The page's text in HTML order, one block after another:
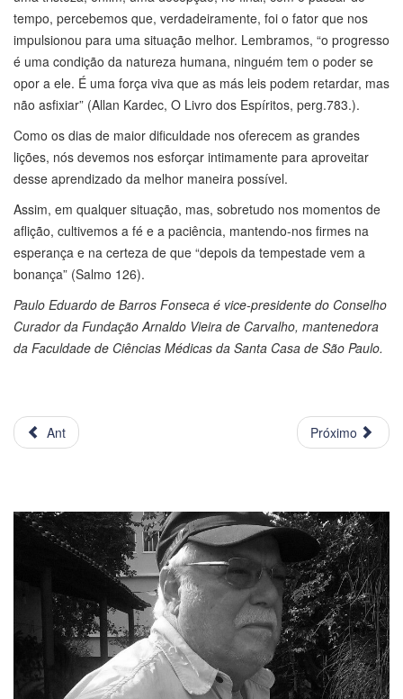
tempo, percebemos que, verdadeiramente, foi o fator que nos
impulsionou para uma situação melhor. Lembramos, “o progresso
é uma condição da natureza humana, ninguém tem o poder se
opor a ele. É uma força viva que as más leis podem retardar, mas
não asfixiar” (Allan Kardec, O Livro dos Espíritos, perg.783.).
Como os dias de maior dificuldade nos oferecem as grandes
lições, nós devemos nos esforçar intimamente para aproveitar
desse aprendizado da melhor maneira possível.
Assim, em qualquer situação, mas, sobretudo nos momentos de
aflição, cultivemos a fé e a paciência, mantendo-nos firmes na
esperança e na certeza de que “depois da tempestade vem a
bonança” (Salmo 126).
Paulo Eduardo de Barros Fonseca é vice-presidente do Conselho
Curador da Fundação Arnaldo Vieira de Carvalho, mantenedora
da Faculdade de Ciências Médicas da Santa Casa de São Paulo.
Ant Próximo